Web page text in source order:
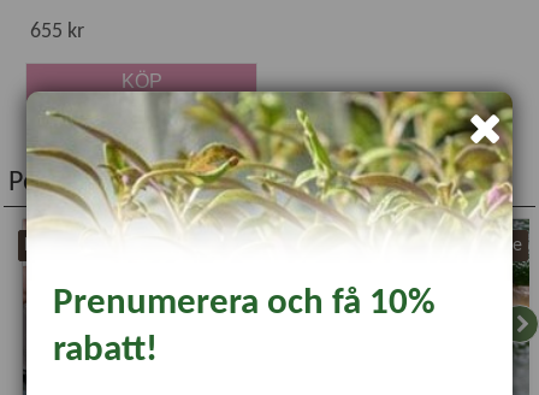
655 kr
KÖP
Populära produkter
Bästsäljare
Prenumerera och få 10%
rabatt!